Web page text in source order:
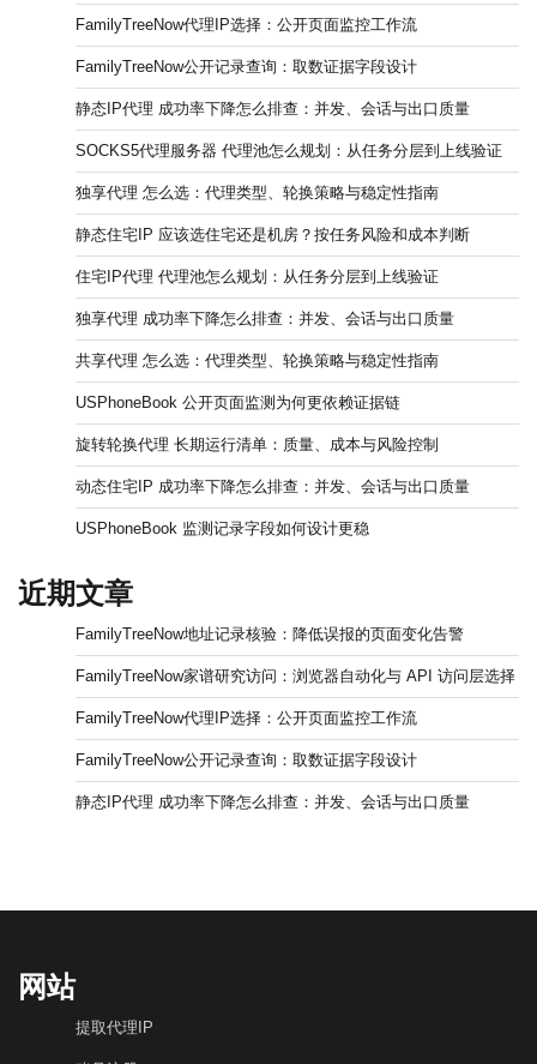
FamilyTreeNow代理IP选择：公开页面监控工作流
FamilyTreeNow公开记录查询：取数证据字段设计
静态IP代理 成功率下降怎么排查：并发、会话与出口质量
SOCKS5代理服务器 代理池怎么规划：从任务分层到上线验证
独享代理 怎么选：代理类型、轮换策略与稳定性指南
静态住宅IP 应该选住宅还是机房？按任务风险和成本判断
住宅IP代理 代理池怎么规划：从任务分层到上线验证
独享代理 成功率下降怎么排查：并发、会话与出口质量
共享代理 怎么选：代理类型、轮换策略与稳定性指南
USPhoneBook 公开页面监测为何更依赖证据链
旋转轮换代理 长期运行清单：质量、成本与风险控制
动态住宅IP 成功率下降怎么排查：并发、会话与出口质量
USPhoneBook 监测记录字段如何设计更稳
近期文章
FamilyTreeNow地址记录核验：降低误报的页面变化告警
FamilyTreeNow家谱研究访问：浏览器自动化与 API 访问层选择
FamilyTreeNow代理IP选择：公开页面监控工作流
FamilyTreeNow公开记录查询：取数证据字段设计
静态IP代理 成功率下降怎么排查：并发、会话与出口质量
网站
提取代理IP